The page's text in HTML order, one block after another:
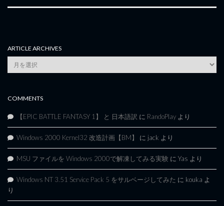
ARTICLE ARCHIVES
Article
Archives
COMMENTS
【EPIC BATTLE FANTASY 1】 と 日本語訳 に RandoPlay より
Windows 2000 Kernel32 改造計画【BM】 に jack より
MSU ファイルを Windows 2000で解凍してみる実験 に Yas より
Windows NT 3.51 Service Pack 5 をサルベージしてみた に kouka よ
り